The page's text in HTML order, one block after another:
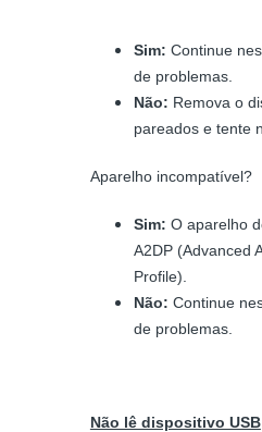
Sim: Continue
de problemas.
Não: Remova o
pareados e tente
Aparelho incompatível?
Sim: O aparelho
A2DP (Advanced
Profile).
Não: Continue
de problemas.
Não lê dispositivo USB